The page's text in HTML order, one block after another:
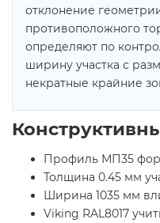
отклонение
противоположного
определяют по
ширину участка с
некратные крайние
Профиль МП35
Толщина 0.45 мм
Ширина 1035 мм
Viking RAL8017